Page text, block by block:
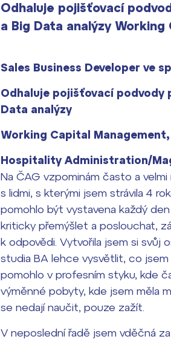
Odhaluje pojišťovací
a Big Data analýzy
Sales Business Developer ve
Odhaluje pojišťovací podvody
Data analýzy
Working Capital
Hospitality Administration/
Na ČAG vzpominám často a
s lidmi, s kterými jsem strávila 4
pomohlo být vystavena každý
kriticky přemýšlet a poslouchat,
k odpovědi. Vytvořila jsem si svůj
studia BA lehce vysvětlit, co jsem
pomohlo v profesním styku, kde
výměnné pobyty, kde jsem měla
se nedají naučit, pouze zažít.
V neposlední řadě jsem vděčná